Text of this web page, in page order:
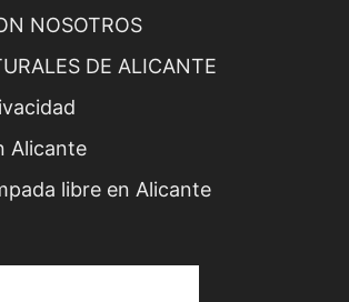
NOSOTROS
DE ALICANTE
Alicante
libre en Alicante